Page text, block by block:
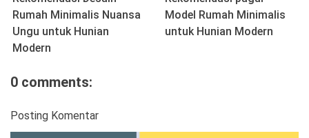
Rumah Minimalis Nuansa
Ungu untuk Hunian
Modern
Model Rumah Minimalis
untuk Hunian Modern
0 comments:
Posting Komentar